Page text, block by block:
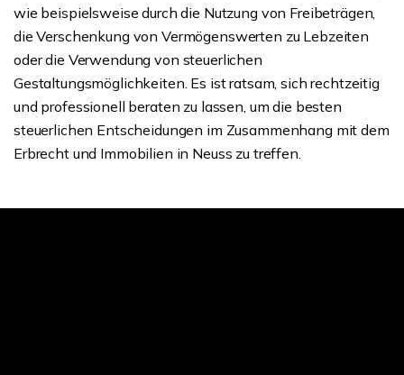
wie beispielsweise durch die Nutzung von Freibeträgen,
die Verschenkung von Vermögenswerten zu Lebzeiten
oder die Verwendung von steuerlichen
Gestaltungsmöglichkeiten. Es ist ratsam, sich rechtzeitig
und professionell beraten zu lassen, um die besten
steuerlichen Entscheidungen im Zusammenhang mit dem
Erbrecht und Immobilien in Neuss zu treffen.